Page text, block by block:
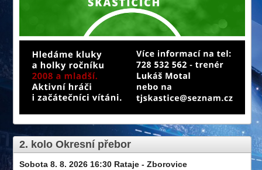
2. kolo Okresní přebor
Sobota 8. 8. 2026 16:30 Rataje - Zborovice